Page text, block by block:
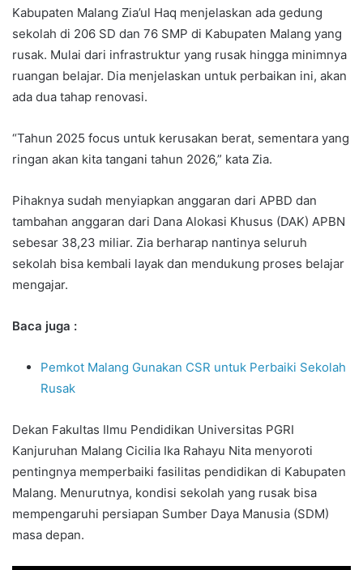
Kabupaten Malang Zia’ul Haq menjelaskan ada gedung
sekolah di 206 SD dan 76 SMP di Kabupaten Malang yang
rusak. Mulai dari infrastruktur yang rusak hingga minimnya
ruangan belajar. Dia menjelaskan untuk perbaikan ini, akan
ada dua tahap renovasi.
“Tahun 2025 focus untuk kerusakan berat, sementara yang
ringan akan kita tangani tahun 2026,” kata Zia.
Pihaknya sudah menyiapkan anggaran dari APBD dan
tambahan anggaran dari Dana Alokasi Khusus (DAK) APBN
sebesar 38,23 miliar. Zia berharap nantinya seluruh
sekolah bisa kembali layak dan mendukung proses belajar
mengajar.
Baca juga :
Pemkot Malang Gunakan CSR untuk Perbaiki Sekolah
Rusak
Dekan Fakultas Ilmu Pendidikan Universitas PGRI
Kanjuruhan Malang Cicilia Ika Rahayu Nita menyoroti
pentingnya memperbaiki fasilitas pendidikan di Kabupaten
Malang. Menurutnya, kondisi sekolah yang rusak bisa
mempengaruhi persiapan Sumber Daya Manusia (SDM)
masa depan.